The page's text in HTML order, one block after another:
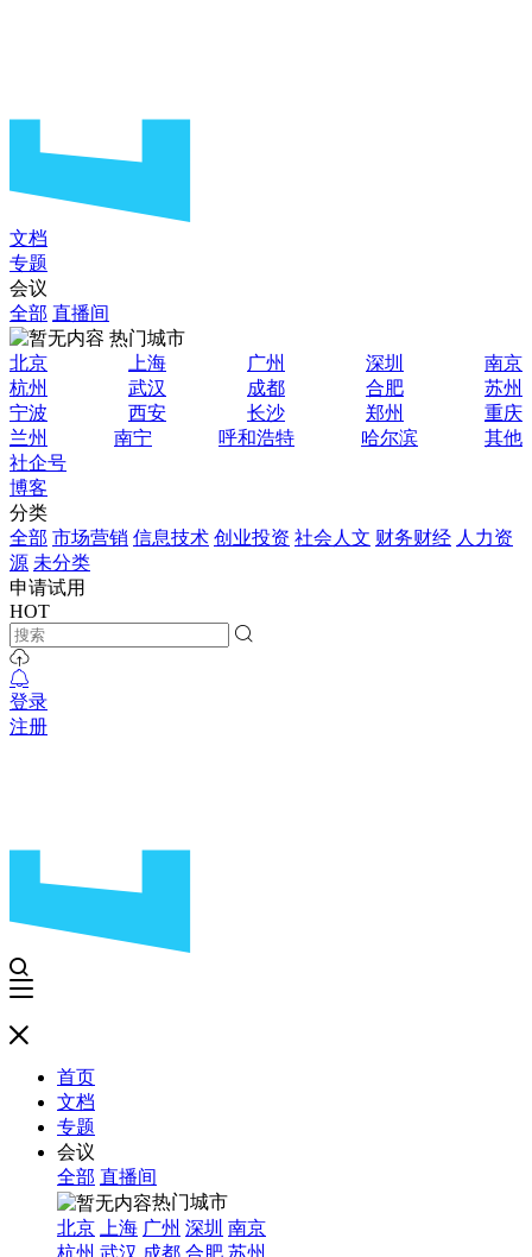
文档
专题
会议
全部 直播间
热门城市
北京
上海 广州 深圳
南京
杭州
武汉 成都 合肥
苏州
宁波
西安 长沙 郑州
重庆
兰州
南宁 呼和浩特 哈尔滨
其他
社企号
博客
分类
全部 市场营销 信息技术 创业投资 社会人文 财务财经 人力资
源 未分类
申请试用
HOT
登录
注册
首页
文档
专题
会议
全部 直播间
热门城市
北京
上海 广州 深圳 南京
杭州 武汉 成都 合肥 苏州